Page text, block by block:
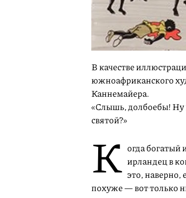
В качестве
южноафриканского
Каннемайера.
«Слышь, долбоебы! Ну
святой?»
К огда
ирландец в
это, наверно,
похуже — вот только